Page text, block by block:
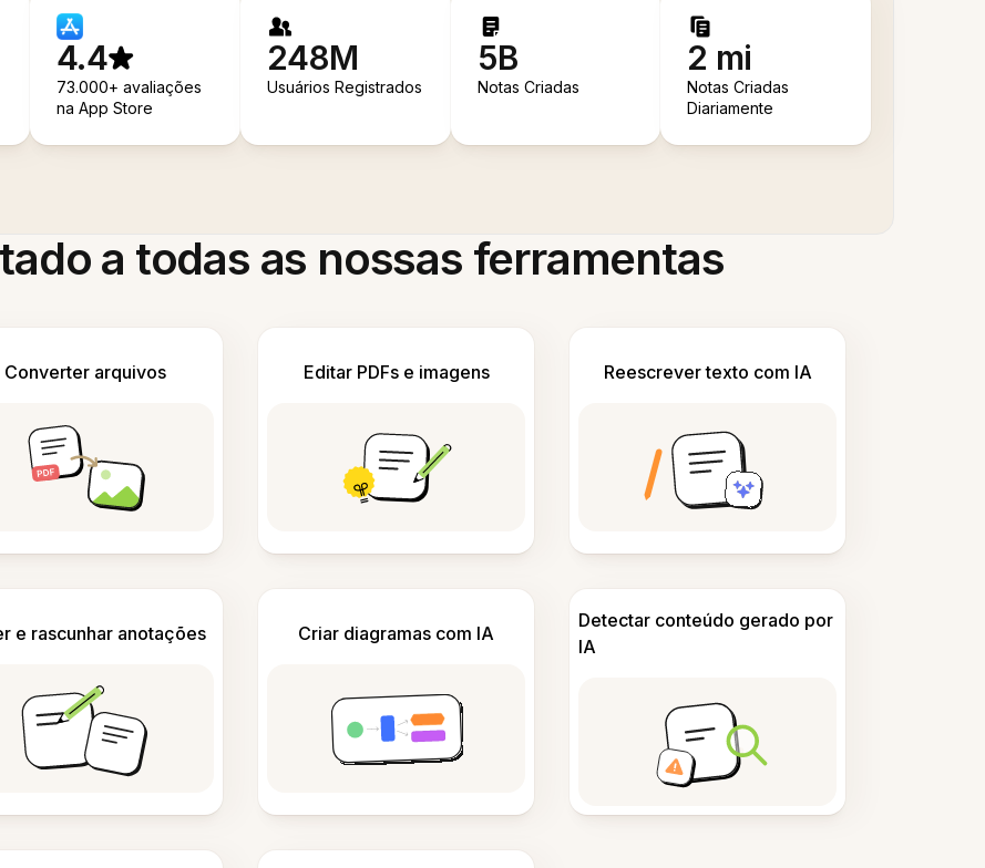
4.4
73.000+ avaliações
na App Store
248M
Usuários Registrados
5B
Notas Criadas
2 mi
Notas Criadas
Diariamente
a todas as nossas ferramentas
Converter arquivos Editar PDFs e imagens Reescrever texto com IA
e rascunhar anotações Criar diagramas com IA
Detectar conteúdo gerado por
IA